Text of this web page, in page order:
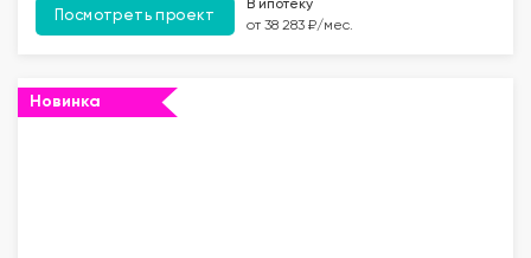
Посмотреть проект
В ипотеку
от 38 283 ₽/мес.
Новинка